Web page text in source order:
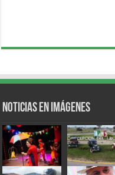
Noticias en Imágenes